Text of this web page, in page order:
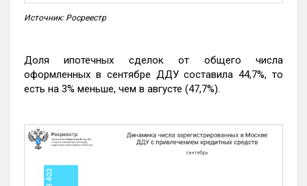
Источник: Росреестр
Доля ипотечных сделок от общего числа
оформленных в сентябре ДДУ составила 44,7%, то
есть на 3% меньше, чем в августе (47,7%).